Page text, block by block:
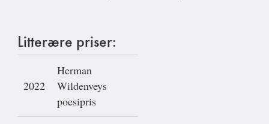
Litterære priser:
2022
Herman
Wildenveys
poesipris